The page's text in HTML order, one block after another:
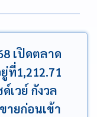
เปิดตลาด
ที่1,212.71
เวย์ กังวล
ยก่อนเข้า